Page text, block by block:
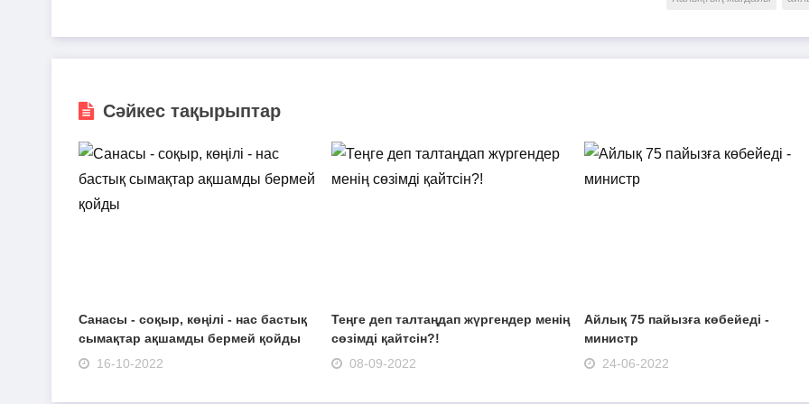
Сәйкес тақырыптар
Санасы - соқыр, көңілі - нас бастық
сымақтар ақшамды бермей қойды
16-10-2022
Теңге деп талтаңдап жүргендер менің
сөзімді қайтсін?!
08-09-2022
Айлық 75 пайызға көбейеді -
министр
24-06-2022